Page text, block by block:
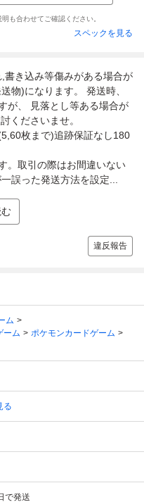
も合わせてご確認ください。
スペックを見る
き込み等傷みがある場合が
物)になります。 発送時、
が、 見落とし等ある場合が
くださいませ。
枚まで)追跡保証なし180
。取引の際はお間違いない
誤った発送方法を設定...
違反報告
ム
ーム
ポケモンカードゲーム
る
で発送